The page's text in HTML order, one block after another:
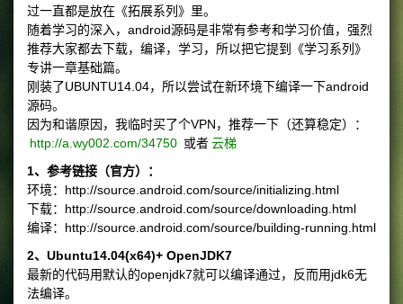
过一直都是放在《拓展系列》里。
随着学习的深入，android源码是非常有参考和学习价值，强烈
推荐大家都去下载，编译，学习，所以把它提到《学习系列》
专讲一章基础篇。
刚装了UBUNTU14.04，所以尝试在新环境下编译一下android
源码。
因为和谐原因，我临时买了个VPN，推荐一下（还算稳定）：
http://a.wy002.com/34750 或者云梯
1、参考链接（官方）：
环境：http://source.android.com/source/initializing.html
下载：http://source.android.com/source/downloading.html
编译：http://source.android.com/source/building-running.html
2、Ubuntu14.04(x64)+ OpenJDK7
最新的代码用默认的openjdk7就可以编译通过，反而用jdk6无
法编译。